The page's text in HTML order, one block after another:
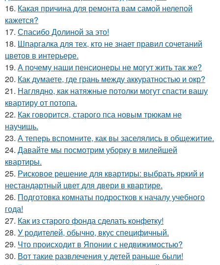
16. Какая причина для ремонта вам самой нелепой
кажется?
17. Спасибо Долиной за это!
18. Шпаргалка для тех, кто не знает правил сочетаний
цветов в интерьере.
19. А почему наши пенсионеры не могут жить так же?
20. Как думаете, где грань между аккуратностью и окр?
21. Наглядно, как натяжные потолки могут спасти вашу
квартиру от потопа.
22. Как говорится, старого пса новым трюкам не
научишь.
23. А теперь вспомните, как вы заселялись в общежитие.
24. Давайте мы посмотрим уборку в милейшей
квартиры.
25. Рисковое решение для квартиры: выбрать яркий и
нестандартный цвет для двери в квартире.
26. Подготовка комнаты подростков к началу учебного
года!
27. Как из старого фонда сделать конфетку!
28. У родителей, обычно, вкус специфичный.
29. Что происходит в Японии с недвижимостью?
30. Вот такие развлечения у детей раньше были!